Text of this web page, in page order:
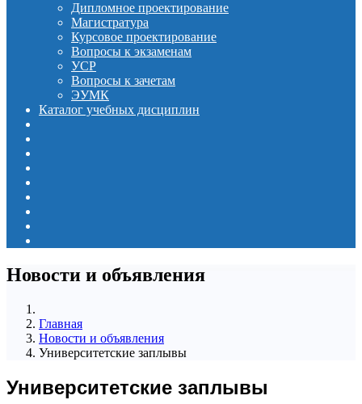
Дипломное проектирование
Магистратура
Курсовое проектирование
Вопросы к экзаменам
УСР
Вопросы к зачетам
ЭУМК
Каталог учебных дисциплин
Новости и объявления
Главная
Новости и объявления
Университетские заплывы
Университетские заплывы